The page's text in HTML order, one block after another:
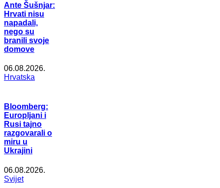
Ante Šušnjar:
Hrvati nisu
napadali,
nego su
branili svoje
domove
06.08.2026.
Hrvatska
Bloomberg:
Europljani i
Rusi tajno
razgovarali o
miru u
Ukrajini
06.08.2026.
Svijet